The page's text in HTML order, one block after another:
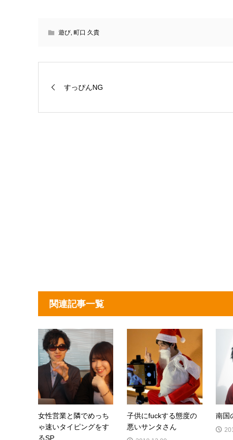
遊び, 町口 久貴
すっぴんNG
関連記事一覧
女性営業と隣でめっち
ゃ速いタイピングをす
るSP
子供にfuckする態度の
悪いサンタさん
南国